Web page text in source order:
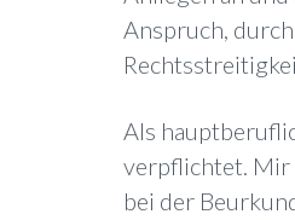
Anspruch,
Als
verpflichtet. Mir
bei der